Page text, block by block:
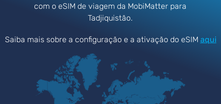
com o eSIM de viagem da MobiMatter para
Tadjiquistão.
Saiba mais sobre a configuração e a ativação do eSIM aqui